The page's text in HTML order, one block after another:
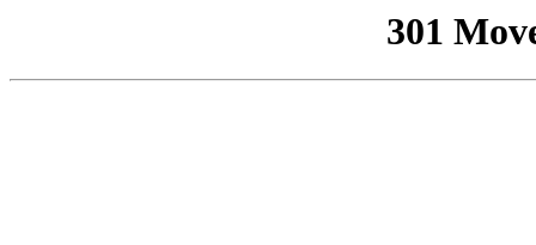
301